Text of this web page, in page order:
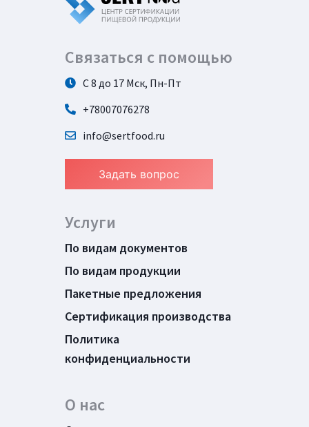
Связаться с помощью
С 8 до 17 Мск, Пн-Пт
+78007076278
info@sertfood.ru
Задать вопрос
Услуги
По видам документов
По видам продукции
Пакетные предложения
Сертификация производства
Политика
конфиденциальности
О нас